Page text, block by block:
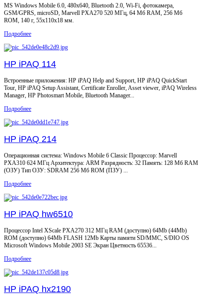
MS Windows Mobile 6.0, 480x640, Bluetooth 2.0, Wi-Fi, фотокамера,
GSM/GPRS, microSD, Marvell PXA270 520 МГц, 64 Мб RAM, 256 Мб
ROM, 140 г, 55x110x18 мм.
Подробнее
HP iPAQ 114
Встроенные приложения: HP iPAQ Help and Support, HP iPAQ QuickStart
Tour, HP iPAQ Setup Assistant, Certificate Enroller, Asset viewer, iPAQ Wireless
Manager, HP Photosmart Mobile, Bluetooth Manager...
Подробнее
HP iPAQ 214
Операционная система: Windows Mobile 6 Classic Процессор: Marvell
PXA310 624 МГц Архитектура: ARM Разрядность: 32 Память: 128 Мб RAM
(ОЗУ) Тип ОЗУ: SDRAM 256 Мб ROM (ПЗУ) ...
Подробнее
HP iPAQ hw6510
Процессор Intel XScale PXA270 312 МГц RAM (доступно) 64Mb (44Mb)
ROM (доступно) 64Mb FLASH 12Mb Карты памяти SD/MMC, S/DIO OS
Microsoft Windows Mobile 2003 SE Экран Цветность 65536...
Подробнее
HP iPAQ hx2190